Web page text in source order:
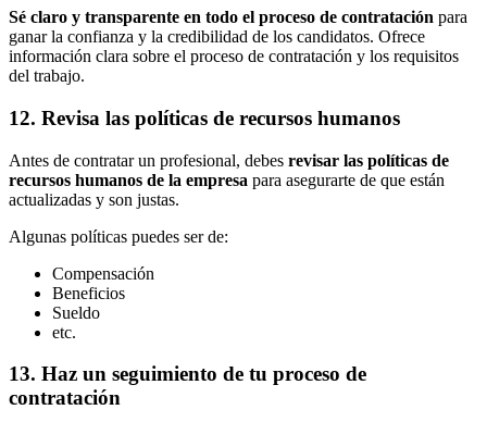
Sé claro y transparente en todo el proceso de contratación para
ganar la confianza y la credibilidad de los candidatos. Ofrece
información clara sobre el proceso de contratación y los requisitos
del trabajo.
12. Revisa las políticas de recursos humanos
Antes de contratar un profesional, debes revisar las políticas de
recursos humanos de la empresa para asegurarte de que están
actualizadas y son justas.
Algunas políticas puedes ser de:
Compensación
Beneficios
Sueldo
etc.
13. Haz un seguimiento de tu proceso de
contratación